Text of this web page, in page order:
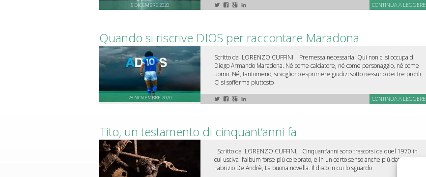
5 DICEMBRE 2020 CONTINUA A LEGGERE
Quando si riscrive DIOS per raccontare Maradona
28 NOVEMBRE 2020
Scritto da LORENZO CUFFINI. Premessa necessaria. Qui non ci si occupa di
Diego Armando Maradona. Né come calciatore, né come personaggio, né come
uomo. Né, tantomeno, si vogliono esprimere giudizi sotto nessuno dei tre profili.
Ci si sofferma piuttosto
CONTINUA A LEGGERE
Tito, un testamento di cinquant’anni fa
Scritto da LORENZO CUFFINI, Cinquant’anni sono trascorsi da quel 1970 in
cui usciva l’album forse più celebrato, e in un certo senso anche più datato, di
Fabrizio De Andrè, La buona novella. Il disco in cui lo sguardo